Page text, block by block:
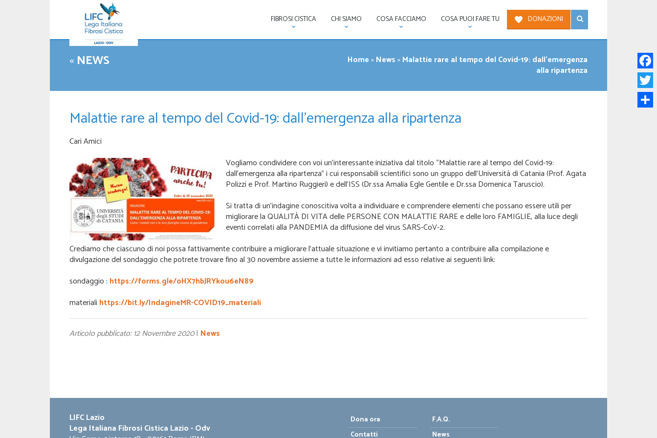
FIBROSI CISTICA CHI SIAMO COSA FACCIAMO COSA PUOI FARE TU DONAZIONI
« NEWS Home»News»Malattie rare al tempo del Covid-19: dall’emergenza
alla ripartenza
Malattie rare al tempo del Covid-19: dall’emergenza alla ripartenza
Cari Amici
Vogliamo condividere con voi un’interessante iniziativa dal titolo “Malattie rare al tempo del Covid-19:
dall’emergenza alla ripartenza” i cui responsabili scientifici sono un gruppo dell’Università di Catania (Prof. Agata
Polizzi e Prof. Martino Ruggieri) e dell’ISS (Dr.ssa Amalia Egle Gentile e Dr.ssa Domenica Taruscio).
Si tratta di un’indagine conoscitiva volta a individuare e comprendere elementi che possano essere utili per
migliorare la QUALITÀ DI VITA delle PERSONE CON MALATTIE RARE e delle loro FAMIGLIE, alla luce degli
eventi correlati alla PANDEMIA da diffusione del virus SARS-CoV-2.
Crediamo che ciascuno di noi possa fattivamente contribuire a migliorare l’attuale situazione e vi invitiamo pertanto a contribuire alla compilazione e
divulgazione del sondaggio che potrete trovare fino al 30 novembre assieme a tutte le informazioni ad esso relative ai seguenti link:
sondaggio : https://forms.gle/oHX7hbJRYkou6eN89
materiali https://bit.ly/IndagineMR-COVID19_materiali
Articolo pubblicato: 12 Novembre 2020| News
LIFC Lazio
Lega Italiana Fibrosi Cistica Lazio - Odv
Dona ora
F.A.Q.
Contatti
News